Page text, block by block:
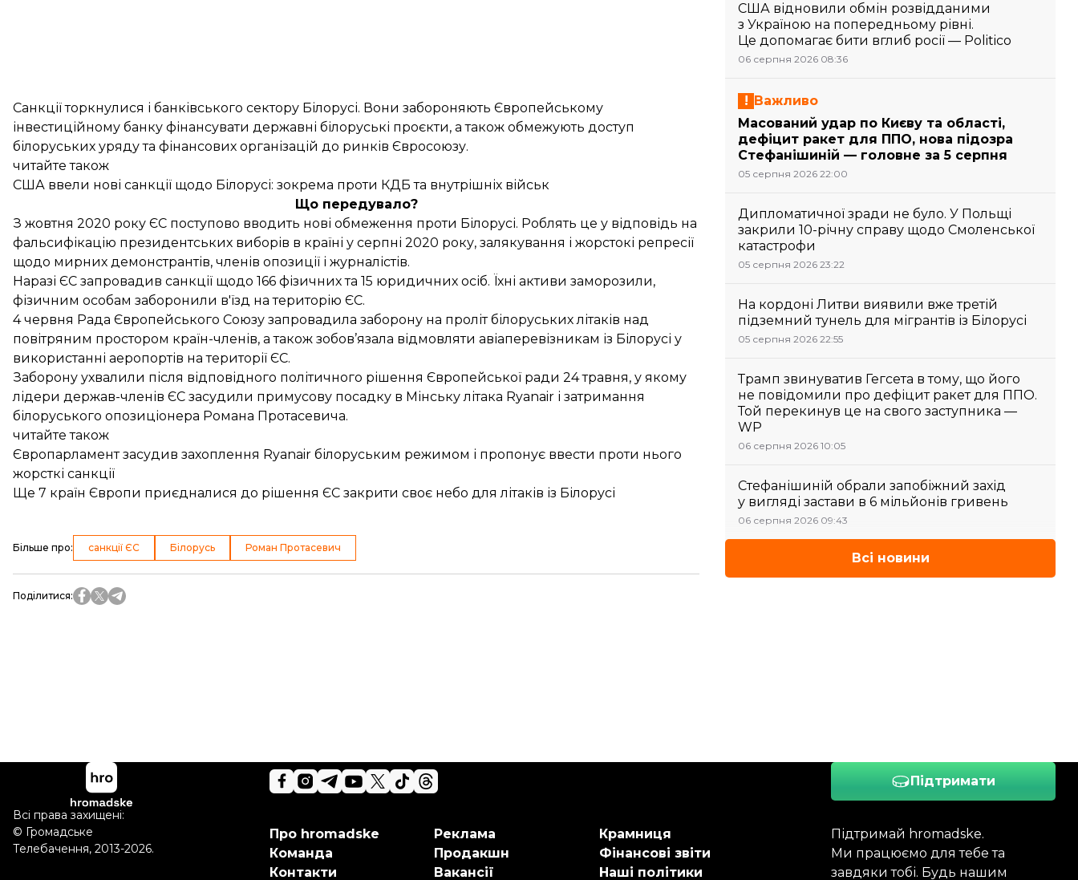
Санкції торкнулися і банківського сектору Білорусі. Вони забороняють Європейському
інвестиційному банку фінансувати державні білоруські проєкти, а також обмежують доступ
білоруських уряду та фінансових організацій до ринків Євросоюзу.
читайте також
США ввели нові санкції щодо Білорусі: зокрема проти КДБ та внутрішніх військ
Що передувало?
З жовтня 2020 року ЄС поступово вводить нові обмеження проти Білорусі. Роблять це у відповідь на
фальсифікацію президентських виборів в країні у серпні 2020 року, залякування і жорстокі репресії
щодо мирних демонстрантів, членів опозиції і журналістів.
Наразі ЄС запровадив санкції щодо 166 фізичних та 15 юридичних осіб. Їхні активи заморозили,
фізичним особам заборонили в'їзд на територію ЄС.
4 червня Рада Європейського Союзу запровадила заборону на проліт білоруських літаків над
повітряним простором країн-членів, а також зобов’язала відмовляти авіаперевізникам із Білорусі у
використанні аеропортів на території ЄС.
Заборону ухвалили після відповідного політичного рішення Європейської ради 24 травня, у якому
лідери держав-членів ЄС засудили примусову посадку в Мінську літака Ryanair і затримання
білоруського опозиціонера Романа Протасевича.
читайте також
Європарламент засудив захоплення Ryanair білоруським режимом і пропонує ввести проти нього
жорсткі санкції
Ще 7 країн Європи приєдналися до рішення ЄС закрити своє небо для літаків із Білорусі
Більше про: санкції ЄС Білорусь Роман Протасевич
Поділитися:
США відновили обмін розвідданими
з Україною на попередньому рівні.
Це допомагає бити вглиб росії — Politico
06 серпня 2026 08:36
Важливо
Масований удар по Києву та області,
дефіцит ракет для ППО, нова підозра
Стефанішиній — головне за 5 серпня
05 серпня 2026 22:00
Дипломатичної зради не було. У Польщі
закрили 10-річну справу щодо Смоленської
катастрофи
05 серпня 2026 23:22
На кордоні Литви виявили вже третій
підземний тунель для мігрантів із Білорусі
05 серпня 2026 22:55
Трамп звинуватив Гегсета в тому, що його
не повідомили про дефіцит ракет для ППО.
Той перекинув це на свого заступника —
WP
06 серпня 2026 10:05
Стефанішиній обрали запобіжний захід
у вигляді застави в 6 мільйонів гривень
06 серпня 2026 09:43
Всі новини
Підтримати
Підтримай hromadske.
Ми працюємо для тебе та
завдяки тобі. Будь нашим
Про hromadske
Команда
Контакти
Реклама
Продакшн
Вакансії
Крамниця
Фінансові звіти
Наші політики
Всі права захищені:
© Громадське
Телебачення, 2013-2026.